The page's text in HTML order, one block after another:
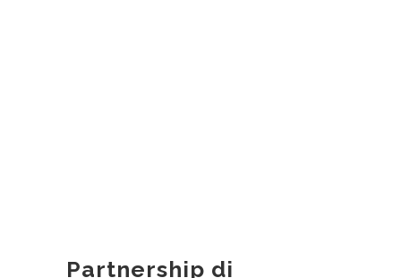
Partnership di